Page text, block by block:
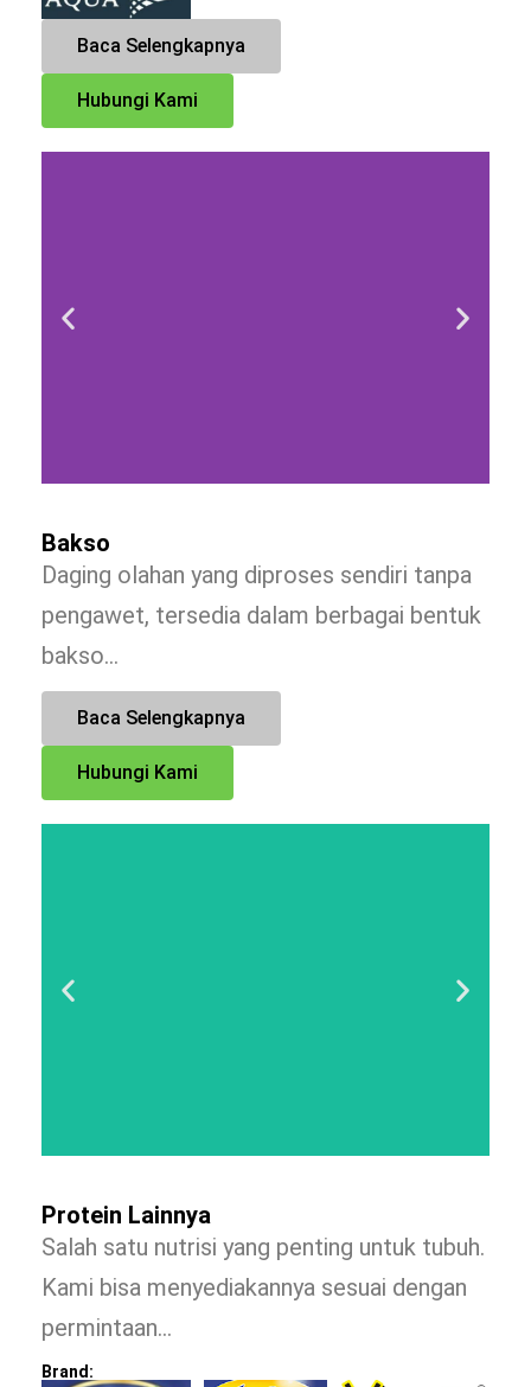
Baca Selengkapnya
Hubungi Kami
Bakso
Daging olahan yang diproses sendiri tanpa
pengawet, tersedia dalam berbagai bentuk
bakso…
Baca Selengkapnya
Hubungi Kami
Protein Lainnya
Salah satu nutrisi yang penting untuk tubuh.
Kami bisa menyediakannya sesuai dengan
permintaan…
Brand: